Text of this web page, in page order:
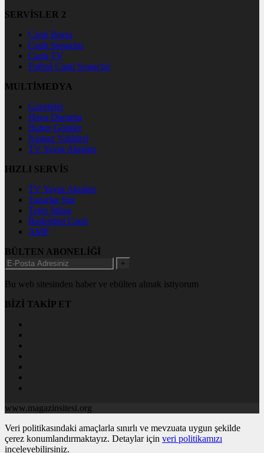
SERVİSLER 2
Canlı Borsa
Canlı Sonuçlar
Canlı TV
Futbol Canlı Sonuçlar
MULTİMEDYA
Gazeteler
Hava Durumu
Haber Gönder
Namaz Vakitleri
TV Yayın Akışları
HIZLI SERVİS
TV Yayın Akışları
Yazarlar Site
Tenis İddaa
Basketbol Canlı
AMP
BÜLTEN ABONELİĞİ
+
Bu web sitesinden haber ve ebülten almak istiyorum
BİZİ TAKİP ET
www.magazinsitesi.org
Veri politikasındaki amaçlarla sınırlı ve mevzuata uygun şekilde
çerez konumlandırmaktayız. Detaylar için veri politikamızı
inceleyebilirsiniz.